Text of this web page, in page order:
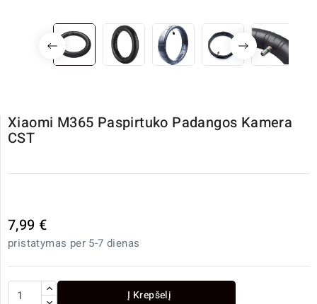
Xiaomi M365 Paspirtuko Padangos Kamera
CST
7,99 €
pristatymas per 5-7 dienas
Į Krepšelį